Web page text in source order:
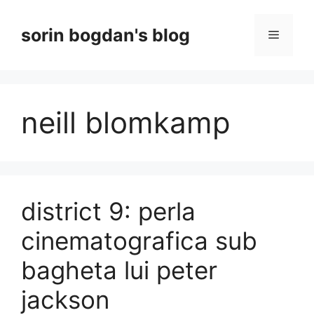
contentsorin bogdan's blog Menu
neill blomkamp
district 9: perla
cinematografica sub
bagheta lui peter
jackson